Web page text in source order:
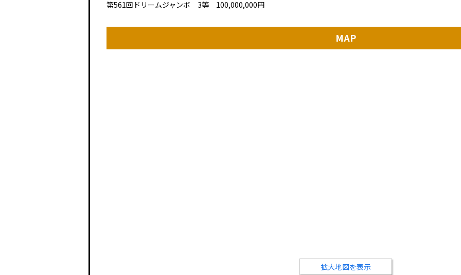
第561回ドリームジャンボ 3等 100,000,000円
MAP
拡大地図を表示